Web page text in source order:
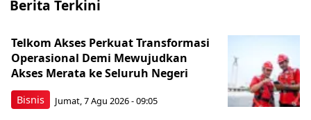
Berita Terkini
Bisnis
Telkom Akses Perkuat Transformasi
Operasional Demi Mewujudkan
Akses Merata ke Seluruh Negeri
Jumat, 7 Agu 2026 - 09:05